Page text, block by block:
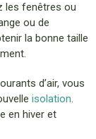
les fenêtres ou
ou de
la bonne taille
d’air, vous
isolation.
en hiver et